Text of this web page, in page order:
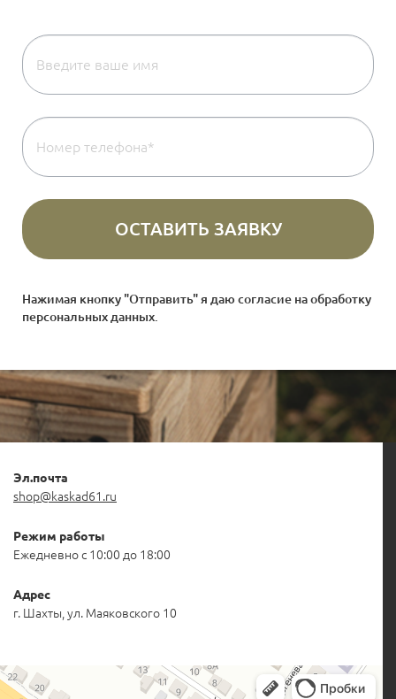
Нажимая кнопку "Отправить" я даю согласие наобработку
персональных данных
Эл.почта
shop@kaskad61.ru
Режим работы
Ежедневно с 10:00 до 18:00
Адрес
г. Шахты, ул. Маяковского 10